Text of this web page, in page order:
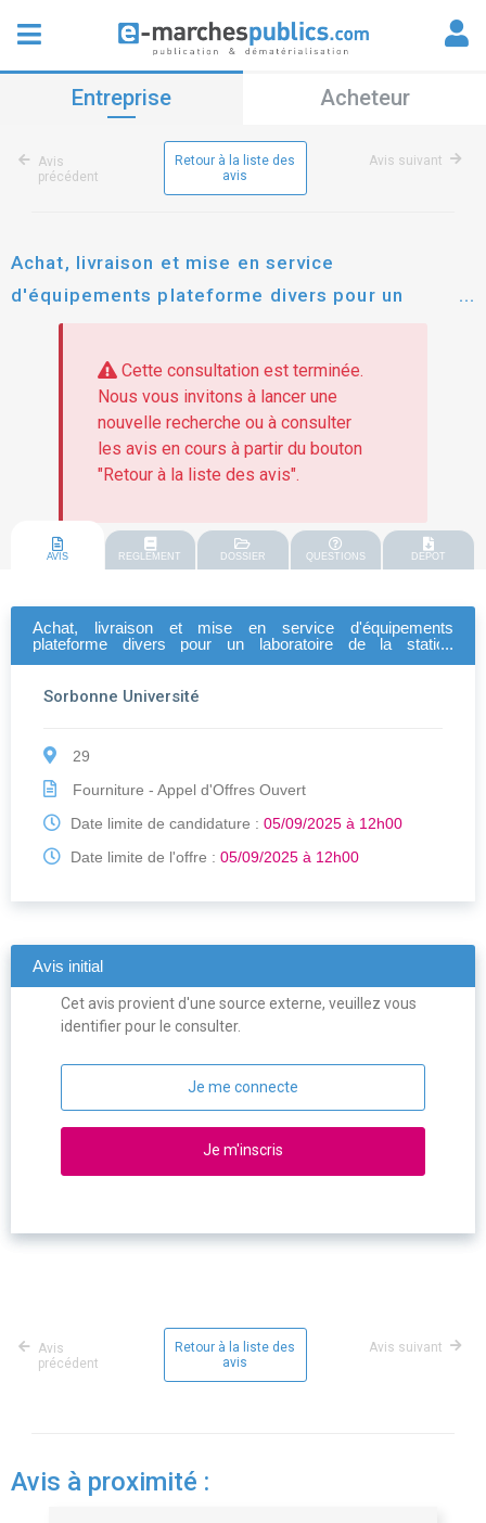
Entreprise Acheteur
Avis
précédent
Retour à la liste des
avis
Avis suivant
Achat, livraison et mise en service
d'équipements plateforme divers pour un
laboratoire de la station biologique de roscoff.
Cette consultation est terminée.
Nous vous invitons à lancer une
nouvelle recherche ou à consulter
les avis en cours à partir du bouton
"Retour à la liste des avis".
AVIS REGLEMENT DOSSIER QUESTIONS DEPOT
Achat, livraison et mise en service d'équipements
plateforme divers pour un laboratoire de la station
Sorbonne Université
29
Fourniture - Appel d'Offres Ouvert
Date limite de candidature : 05/09/2025 à 12h00
Date limite de l'offre : 05/09/2025 à 12h00
Avis initial
Cet avis provient d'une source externe, veuillez vous
identifier pour le consulter.
Je me connecte
Je m'inscris
Avis
précédent
Retour à la liste des
avis
Avis suivant
Avis à proximité :